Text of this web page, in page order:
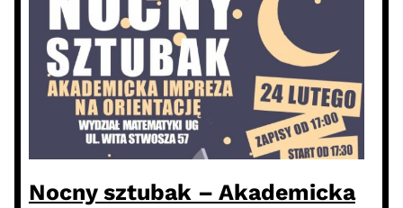
Nocny sztubak – Akademicka